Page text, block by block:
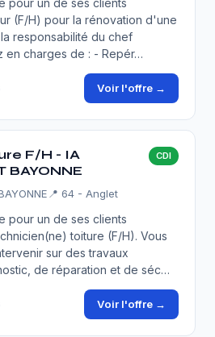
pour un de ses clients
(F/H) pour la rénovation d'une
responsabilité du chef
en charges de : - Repér…
Voir l'offre →
F/H - IA
BAYONNE
CDI
📍 64 - Anglet
pour un de ses clients
toiture (F/H). Vous
sur des travaux
de réparation et de séc…
Voir l'offre →